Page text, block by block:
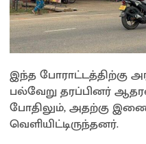
இந்த போராட்டத்திற்கு
பல்வேறு தரப்பினர்
போதிலும், அதற்கு
வெளியிட்டிருந்தனர்.